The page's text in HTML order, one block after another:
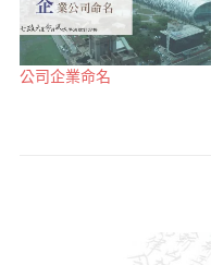
公司企業命名